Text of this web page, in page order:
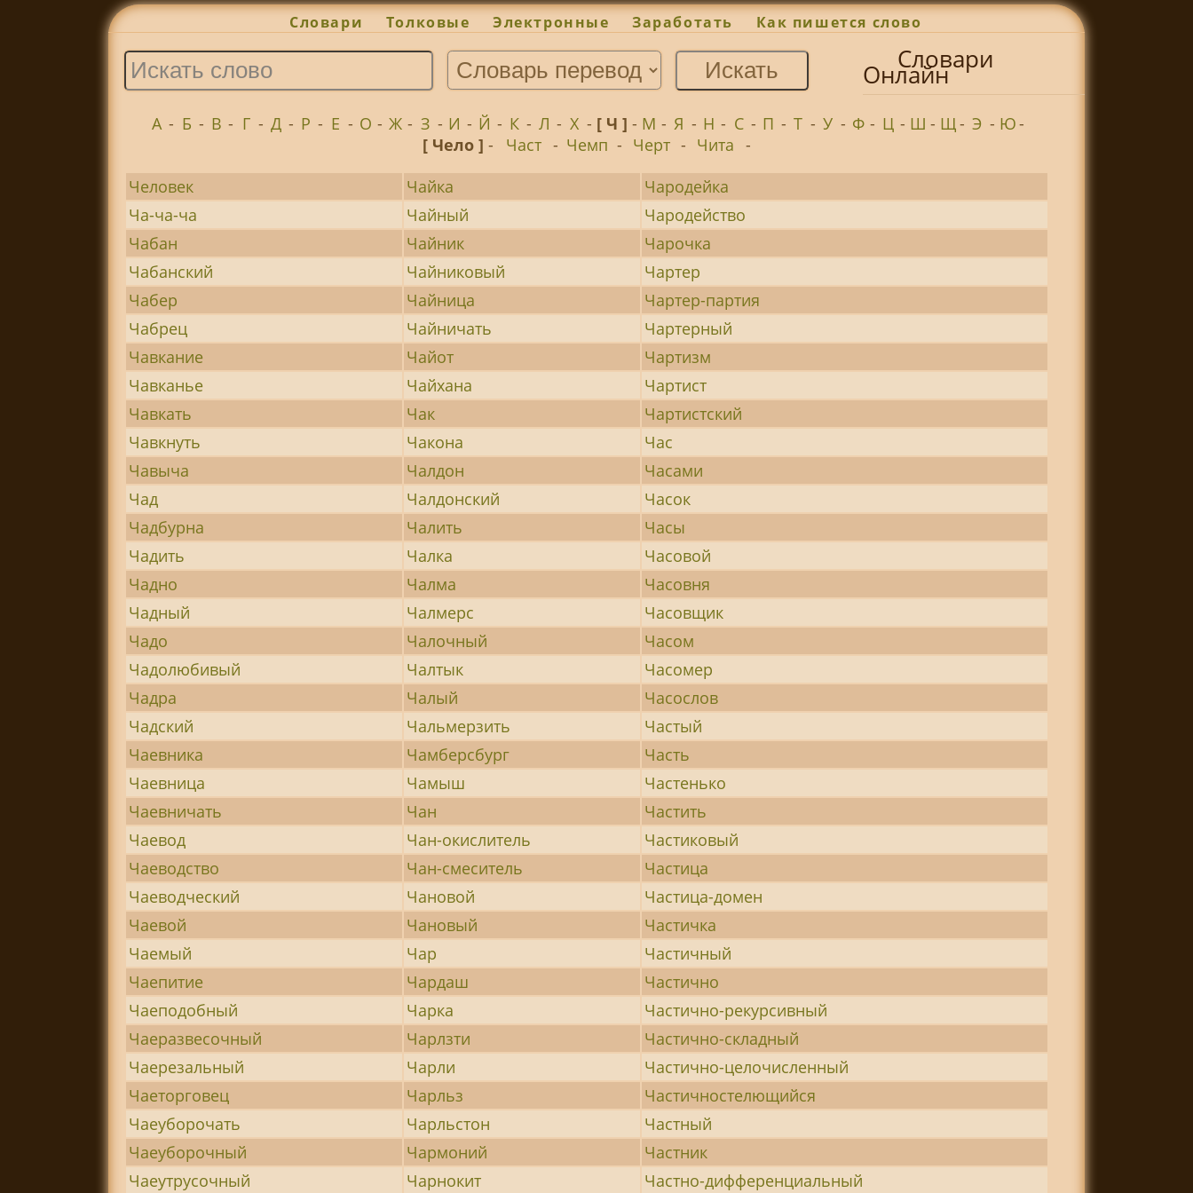
Словари Толковые Электронные Заработать Как пишется слово
Словари
Онлайн
А - Б - В - Г - Д - Р - Е - О - Ж - З - И - Й - К - Л - Х - [ Ч ] - М - Я - Н - С - П - Т - У - Ф - Ц - Ш - Щ- Э - Ю-
[ Чело ]- Част - Чемп - Черт - Чита -
Человек
Чайка
Чародейка
Ча-ча-ча
Чайный
Чародейство
Чабан
Чайник
Чарочка
Чабанский
Чайниковый
Чартер
Чабер
Чайница
Чартер-партия
Чабрец
Чайничать
Чартерный
Чавкание
Чайот
Чартизм
Чавканье
Чайхана
Чартист
Чавкать
Чак
Чартистский
Чавкнуть
Чакона
Час
Чавыча
Чалдон
Часами
Чад
Чалдонский
Часок
Чадбурна
Чалить
Часы
Чадить
Чалка
Часовой
Чадно
Чалма
Часовня
Чадный
Чалмерс
Часовщик
Чадо
Чалочный
Часом
Чадолюбивый
Чалтык
Часомер
Чадра
Чалый
Часослов
Чадский
Чальмерзить
Частый
Чаевника
Чамберсбург
Часть
Чаевница
Чамыш
Частенько
Чаевничать
Чан
Частить
Чаевод
Чан-окислитель
Частиковый
Чаеводство
Чан-смеситель
Частица
Чаеводческий
Чановой
Частица-домен
Чаевой
Чановый
Частичка
Чаемый
Чар
Частичный
Чаепитие
Чардаш
Частично
Чаеподобный
Чарка
Частично-рекурсивный
Чаеразвесочный
Чарлзти
Частично-складный
Чаерезальный
Чарли
Частично-целочисленный
Чаеторговец
Чарльз
Частичностелющийся
Чаеуборочать
Чарльстон
Частный
Чаеуборочный
Чармоний
Частник
Чаеутрусочный
Чарнокит Частно-дифференциальный